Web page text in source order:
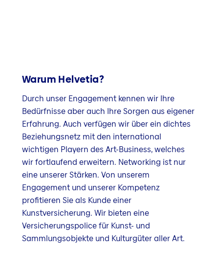
Warum Helvetia?
Durch unser Engagement kennen wir Ihre
Bedürfnisse aber auch Ihre Sorgen aus eigener
Erfahrung. Auch verfügen wir über ein dichtes
Beziehungsnetz mit den international
wichtigen Playern des Art-Business, welches
wir fortlaufend erweitern. Networking ist nur
eine unserer Stärken. Von unserem
Engagement und unserer Kompetenz
profitieren Sie als Kunde einer
Kunstversicherung. Wir bieten eine
Versicherungspolice für Kunst- und
Sammlungsobjekte und Kulturgüter aller Art.